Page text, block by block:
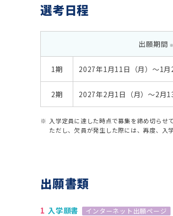
選考日程
出願期間 ※
1期 2027年1月11日（月）〜1月
2期 2027年2月1日（月）〜2月
入学定員に達した時点で募集を締め切らせ
ただし、欠員が発生した際には、再度、入
出願書類
入学願書 インターネット出願ページ